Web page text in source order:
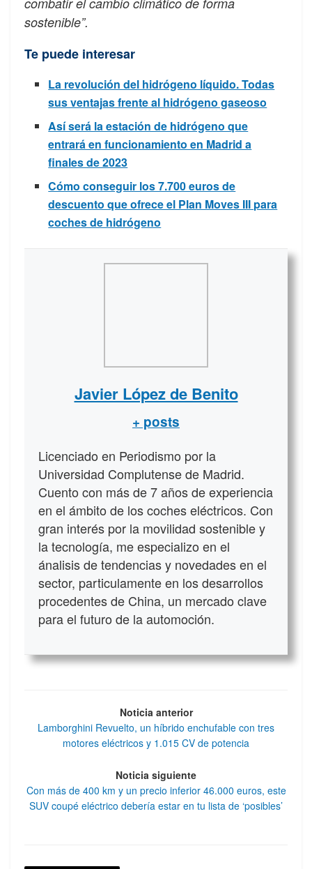
sostenible”.
Te puede interesar
La revolución del hidrógeno líquido. Todas
sus ventajas frente al hidrógeno gaseoso
Así será la estación de hidrógeno que
entrará en funcionamiento en Madrid a
finales de 2023
Cómo conseguir los 7.700 euros de
descuento que ofrece el Plan Moves III para
coches de hidrógeno
Javier López de Benito
+ posts
Licenciado en Periodismo por la
Universidad Complutense de Madrid.
Cuento con más de 7 años de experiencia
en el ámbito de los coches eléctricos. Con
gran interés por la movilidad sostenible y
la tecnología, me especializo en el
ánalisis de tendencias y novedades en el
sector, particulamente en los desarrollos
procedentes de China, un mercado clave
para el futuro de la automoción.
Noticia anterior
Lamborghini Revuelto, un híbrido enchufable con tres
motores eléctricos y 1.015 CV de potencia
Noticia siguiente
Con más de 400 km y un precio inferior 46.000 euros, este
SUV coupé eléctrico debería estar en tu lista de ‘posibles’